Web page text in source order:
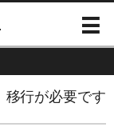
移行が必要です